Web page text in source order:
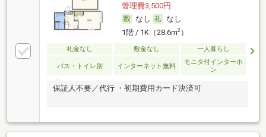
管理費3,500円
なし
なし
1階 / 1K（28.6m2）
礼金なし 敷金なし 一人暮らし
バス・トイレ別 インターネット無料
モニタ付インターホ
ン
保証人不要／代行 ・初期費用カード決済可